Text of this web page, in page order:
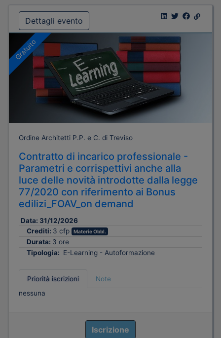
Dettagli evento
Gratuito
Ordine Architetti P.P. e C. di Treviso
Contratto di incarico professionale -
Parametri e corrispettivi anche alla
luce delle novità introdotte dalla legge
77/2020 con riferimento ai Bonus
edilizi_FOAV_on demand
Data: 31/12/2026
Crediti: 3 cfp Materie Obbl.
Durata: 3 ore
Tipologia: E-Learning - Autoformazione
Priorità iscrizioni
Note
nessuna
Iscrizione